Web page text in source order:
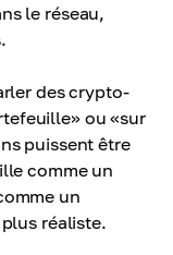
le réseau,
des crypto-
ou «sur
puissent être
comme un
un
réaliste.